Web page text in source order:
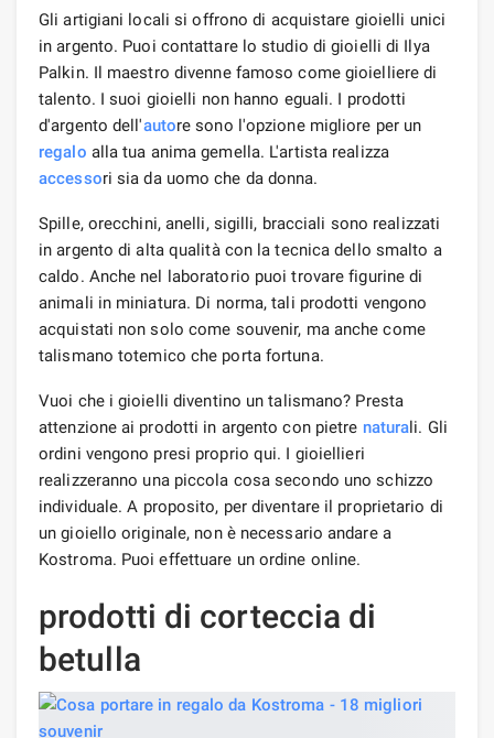
Gli artigiani locali si offrono di acquistare gioielli unici
in argento. Puoi contattare lo studio di gioielli di Ilya
Palkin. Il maestro divenne famoso come gioielliere di
talento. I suoi gioielli non hanno eguali. I prodotti
d'argento dell'autore sono l'opzione migliore per un
regalo alla tua anima gemella. L'artista realizza
accessori sia da uomo che da donna.
Spille, orecchini, anelli, sigilli, bracciali sono realizzati
in argento di alta qualità con la tecnica dello smalto a
caldo. Anche nel laboratorio puoi trovare figurine di
animali in miniatura. Di norma, tali prodotti vengono
acquistati non solo come souvenir, ma anche come
talismano totemico che porta fortuna.
Vuoi che i gioielli diventino un talismano? Presta
attenzione ai prodotti in argento con pietre naturali. Gli
ordini vengono presi proprio qui. I gioiellieri
realizzeranno una piccola cosa secondo uno schizzo
individuale. A proposito, per diventare il proprietario di
un gioiello originale, non è necessario andare a
Kostroma. Puoi effettuare un ordine online.
prodotti di corteccia di
betulla